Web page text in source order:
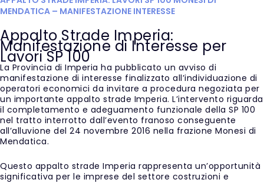
MENDATICA – MANIFESTAZIONE INTERESSE
Appalto Strade Imperia:
Manifestazione di Interesse per
Lavori SP 100
La Provincia di Imperia ha pubblicato un avviso di
manifestazione di interesse finalizzato all’individuazione di
operatori economici da invitare a procedura negoziata per
un importante appalto strade Imperia. L’intervento riguarda
il completamento e adeguamento funzionale della SP 100
nel tratto interrotto dall’evento franoso conseguente
all’alluvione del 24 novembre 2016 nella frazione Monesi di
Mendatica.
Questo appalto strade Imperia rappresenta un’opportunità
significativa per le imprese del settore costruzioni e